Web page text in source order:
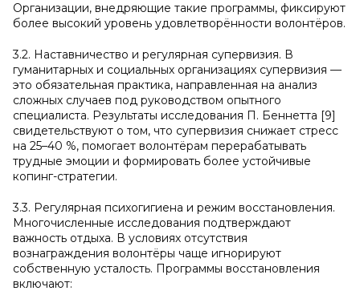
Организации, внедряющие такие программы, фиксируют
более высокий уровень удовлетворённости волонтёров.
3.2. Наставничество и регулярная супервизия. В
гуманитарных и социальных организациях супервизия —
это обязательная практика, направленная на анализ
сложных случаев под руководством опытного
специалиста. Результаты исследования П. Беннетта [9]
свидетельствуют о том, что супервизия снижает стресс
на 25–40 %, помогает волонтёрам перерабатывать
трудные эмоции и формировать более устойчивые
копинг-стратегии.
3.3. Регулярная психогигиена и режим восстановления.
Многочисленные исследования подтверждают
важность отдыха. В условиях отсутствия
вознаграждения волонтёры чаще игнорируют
собственную усталость. Программы восстановления
включают: